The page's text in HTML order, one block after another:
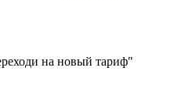
на новый тариф"